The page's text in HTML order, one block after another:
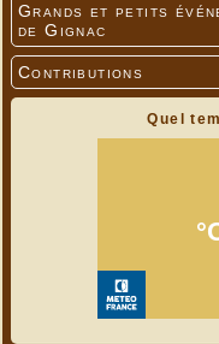
Grands et petits
de Gignac
Contributions
Quel